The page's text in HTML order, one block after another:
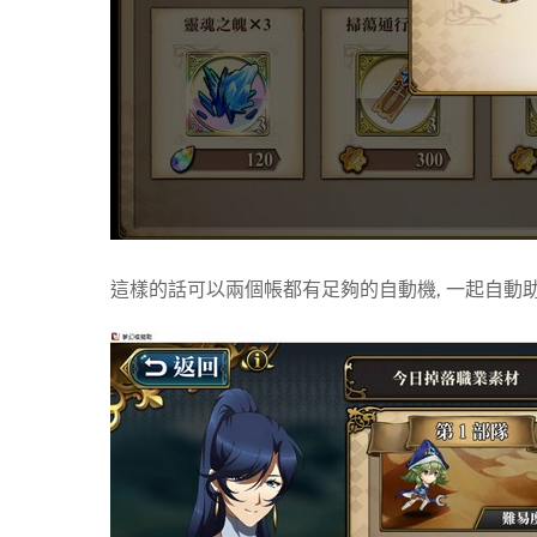
這樣的話可以兩個帳都有足夠的自動機, 一起自動